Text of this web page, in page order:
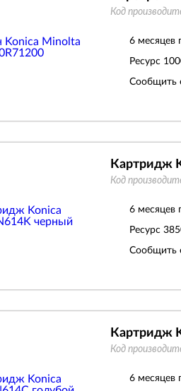
Код
6 месяцев
Ресурс
Сообщить
Картридж
Код
6 месяцев
Ресурс
Сообщить
Картридж
Код
6 месяцев